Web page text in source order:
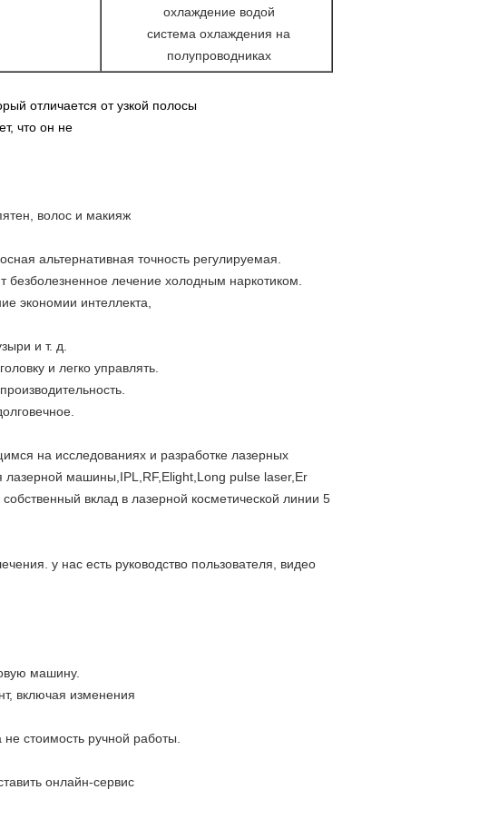
охлаждение водой
система охлаждения на
полупроводниках
отличается от узкой полосы
что он не
волос и макияж
альтернативная точность регулируемая.
лечение холодным наркотиком.
экономии интеллекта,
и т. д.
и легко управлять.
на исследованиях и разработке лазерных
лазерной машины,IPL,RF,Elight,Long pulse laser,Er
вклад в лазерной косметической линии 5
у нас есть руководство пользователя, видео
машину.
включая изменения
стоимость ручной работы.
онлайн-сервис